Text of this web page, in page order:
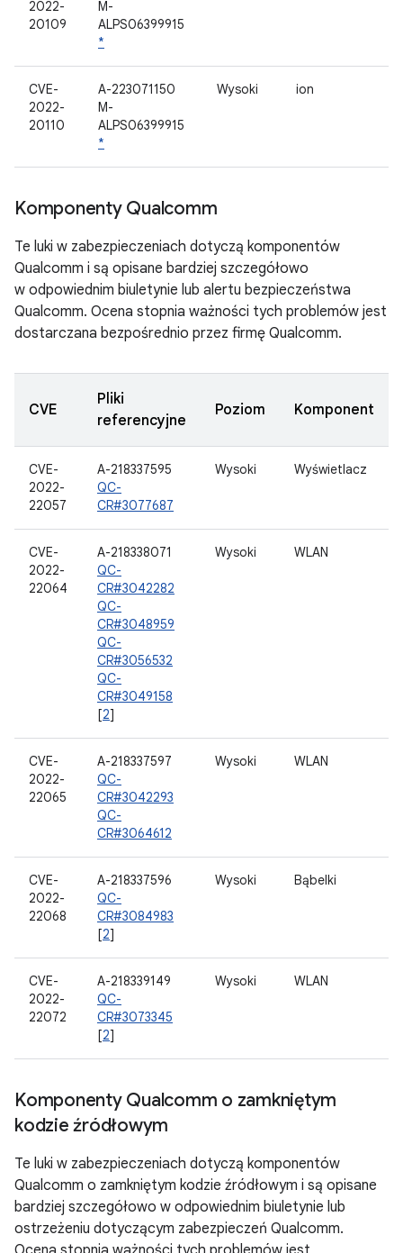
2022-
20109
M-
ALPS06399915
*
CVE-
2022-
20110
A-223071150
M-
ALPS06399915
*
Wysoki ion
Komponenty Qualcomm
Te luki w zabezpieczeniach dotyczą komponentów
Qualcomm i są opisane bardziej szczegółowo
w odpowiednim biuletynie lub alertu bezpieczeństwa
Qualcomm. Ocena stopnia ważności tych problemów jest
dostarczana bezpośrednio przez firmę Qualcomm.
CVE
Pliki
referencyjne
Poziom Komponent
CVE-
2022-
22057
A-218337595
QC-
CR#3077687
Wysoki Wyświetlacz
CVE-
2022-
22064
A-218338071
QC-
CR#3042282
QC-
CR#3048959
QC-
CR#3056532
QC-
CR#3049158
[2]
Wysoki WLAN
CVE-
2022-
22065
A-218337597
QC-
CR#3042293
QC-
CR#3064612
Wysoki WLAN
CVE-
2022-
22068
A-218337596
QC-
CR#3084983
[2]
Wysoki Bąbelki
CVE-
2022-
22072
A-218339149
QC-
CR#3073345
[2]
Wysoki WLAN
Komponenty Qualcomm o zamkniętym
kodzie źródłowym
Te luki w zabezpieczeniach dotyczą komponentów
Qualcomm o zamkniętym kodzie źródłowym i są opisane
bardziej szczegółowo w odpowiednim biuletynie lub
ostrzeżeniu dotyczącym zabezpieczeń Qualcomm.